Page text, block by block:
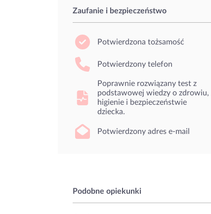
Zaufanie i bezpieczeństwo
Potwierdzona tożsamość
Potwierdzony telefon
Poprawnie rozwiązany test z
podstawowej wiedzy o zdrowiu,
higienie i bezpieczeństwie
dziecka.
Potwierdzony adres e-mail
Podobne opiekunki